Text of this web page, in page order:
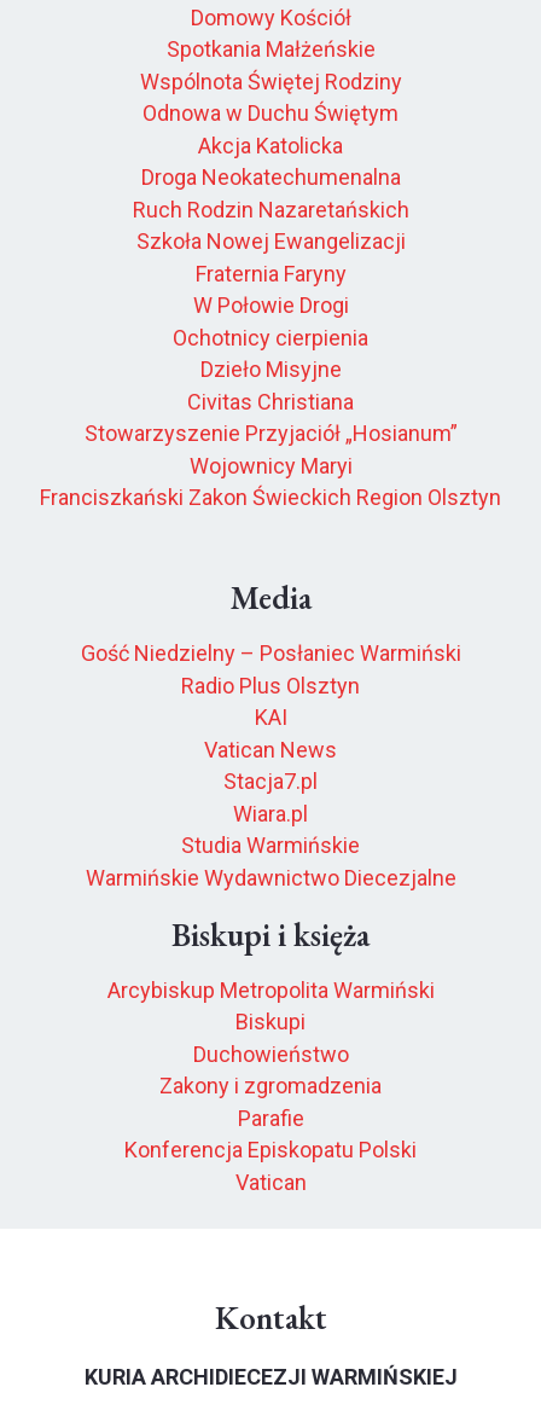
Domowy Kościół
Spotkania Małżeńskie
Wspólnota Świętej Rodziny
Odnowa w Duchu Świętym
Akcja Katolicka
Droga Neokatechumenalna
Ruch Rodzin Nazaretańskich
Szkoła Nowej Ewangelizacji
Fraternia Faryny
W Połowie Drogi
Ochotnicy cierpienia
Dzieło Misyjne
Civitas Christiana
Stowarzyszenie Przyjaciół „Hosianum”
Wojownicy Maryi
Franciszkański Zakon Świeckich Region Olsztyn
Media
Gość Niedzielny – Posłaniec Warmiński
Radio Plus Olsztyn
KAI
Vatican News
Stacja7.pl
Wiara.pl
Studia Warmińskie
Warmińskie Wydawnictwo Diecezjalne
Biskupi i księża
Arcybiskup Metropolita Warmiński
Biskupi
Duchowieństwo
Zakony i zgromadzenia
Parafie
Konferencja Episkopatu Polski
Vatican
Kontakt
KURIA ARCHIDIECEZJI WARMIŃSKIEJ